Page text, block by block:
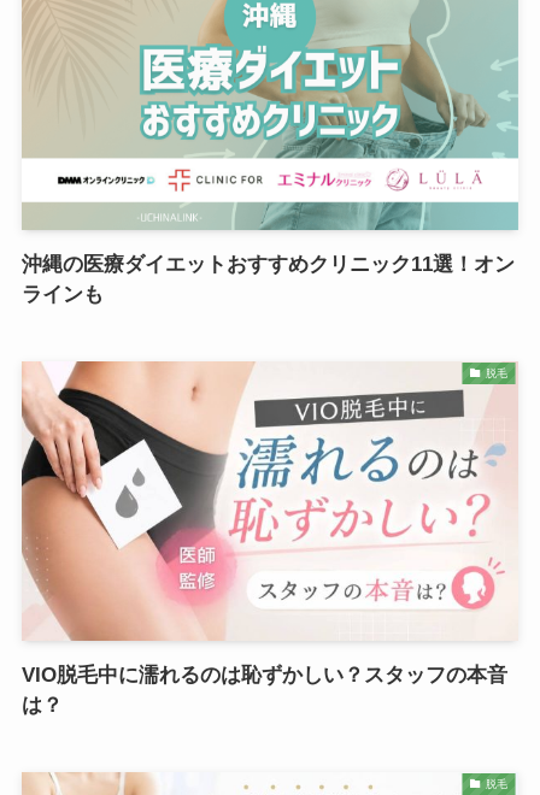
沖縄の医療ダイエットおすすめクリニック11選！オン
ラインも
脱毛
VIO脱毛中に濡れるのは恥ずかしい？スタッフの本音
は？
脱毛